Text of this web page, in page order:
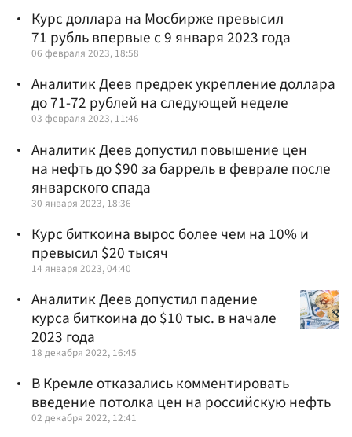
Курс доллара на Мосбирже превысил
71 рубль впервые с 9 января 2023 года
06 февраля 2023, 18:58
Аналитик Деев предрек укрепление доллара
до 71-72 рублей на следующей неделе
03 февраля 2023, 11:46
Аналитик Деев допустил повышение цен
на нефть до $90 за баррель в феврале после
январского спада
30 января 2023, 18:36
Курс биткоина вырос более чем на 10% и
превысил $20 тысяч
14 января 2023, 04:40
Аналитик Деев допустил падение
курса биткоина до $10 тыс. в начале
2023 года
18 декабря 2022, 16:45
В Кремле отказались комментировать
введение потолка цен на российскую нефть
02 декабря 2022, 12:41